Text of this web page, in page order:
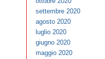
settembre 2020
agosto 2020
luglio 2020
giugno 2020
maggio 2020